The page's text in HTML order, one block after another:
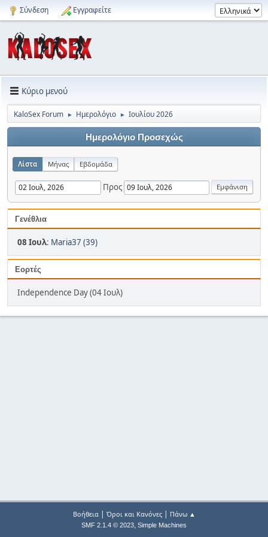
Σύνδεση Εγγραφείτε
Κύριο μενού
KaloSex Forum ► Ημερολόγιο ► Ιουλίου 2026
Ημερολόγιο Προσεχώς
Λίστα Μήνας Εβδομάδα
Προς
Γενέθλια
08 Ιουλ: Maria37 (39)
Εορτές
Independence Day (04 Ιουλ)
Βοήθεια| Όροι και Κανόνες| Πάνω ▲
SMF 2.1.4 © 2023, Simple Machines